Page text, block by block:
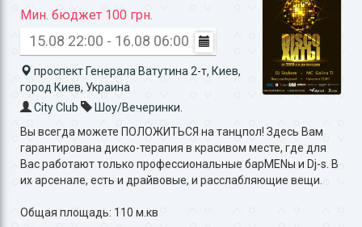
Мин. бюджет 100 грн.
15.08 22:00 - 16.08 06:00
проспект Генерала Ватутина 2-т, Киев,
город Киев, Украина
City Club
Шоу/Вечеринки.
Вы всегда можете ПОЛОЖИТЬСЯ на танцпол! Здесь Вам
гарантирована диско-терапия в красивом месте, где для
Вас работают только профессиональные барMENы и Dj-s. В
их арсенале, есть и драйвовые, и расслабляющие вещи.
Общая площадь: 110 м.кв